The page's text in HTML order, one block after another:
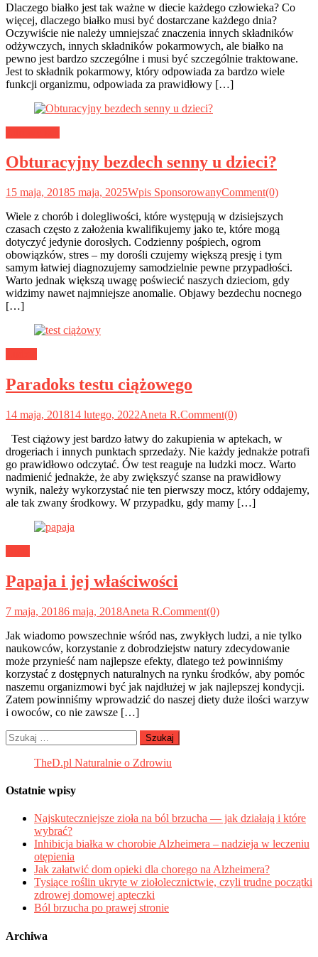
Dlaczego białko jest tak ważne w diecie każdego człowieka? Co
więcej, dlaczego białko musi być dostarczane każdego dnia?
Oczywiście nie należy umniejszać znaczenia innych składników
odżywczych, innych składników pokarmowych, ale białko na
pewno jest bardzo szczególne i musi być szczególnie traktowane.
Jest to składnik pokarmowy, który odpowiada za bardzo wiele
funkcji organizmu, odpowiada za prawidłowy […]
Obturacyjny bezdech senny u dzieci?
15 maja, 20185 maja, 2025Wpis SponsorowanyComment(0)
Wiele z chorób i dolegliwości, które występują w dzisiejszych
czasach często z założenia kwalifikujemy jako te, które mogą
dotyczyć jedynie dorosłych. Codzienny pośpiech, ogrom
obowiązków, stres – my dorośli czujemy większą presję i tym
samym łatwiej diagnozujemy samodzielnie pewne przypadłości.
Warto jednak większą uwagę poświecić naszych dzieciom, gdy
widzimy nawet najmniejsze anomalie. Objawy bezdechu nocnego
[…]
Paradoks testu ciążowego
14 maja, 201814 lutego, 2022Aneta R.Comment(0)
Test ciążowy jest bardzo łatwy do zakupienia w aptekach, w
drogeriach i innych punktach sprzedaży. Nie każdy jednakże potrafi
go prawidłowo odczytać. Ów test reaguje na ludzki mocz. Warto
nadmienić jednakże, że aby zwiększyć szanse na prawidłowy
wynik, należy wykorzystać nie ten pierwszy mocz, który oddajemy,
ale tak zwany środkowy. W przypadku, gdy mamy […]
Papaja i jej właściwości
7 maja, 20186 maja, 2018Aneta R.Comment(0)
Jak wiadomo powszechnie wśród nas, zwykłych ludzi, a nie tylko
naukowców, korzystanie z dobrodziejstw natury zdecydowanie
może przynieść nam najlepsze efekty, dlatego też powinniśmy
korzystać z dostępnych naturalnych na rynku środków, aby pomóc
naszemu organizmowi być jak najdłużej w jak najlepszej kondycji.
Zatem powinniśmy wprowadzić do naszej diety duże ilości warzyw
i owoców, co nie zawsze […]
Szukaj:
TheD.pl Naturalnie o Zdrowiu
Ostatnie wpisy
Najskuteczniejsze zioła na ból brzucha — jak działają i które
wybrać?
Inhibicja białka w chorobie Alzheimera – nadzieja w leczeniu
otępienia
Jak załatwić dom opieki dla chorego na Alzheimera?
Tysiące roślin ukryte w ziołolecznictwie, czyli trudne początki
zdrowej domowej apteczki
Ból brzucha po prawej stronie
Archiwa